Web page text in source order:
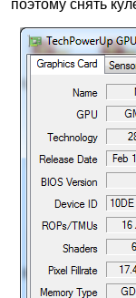
поэтому снять